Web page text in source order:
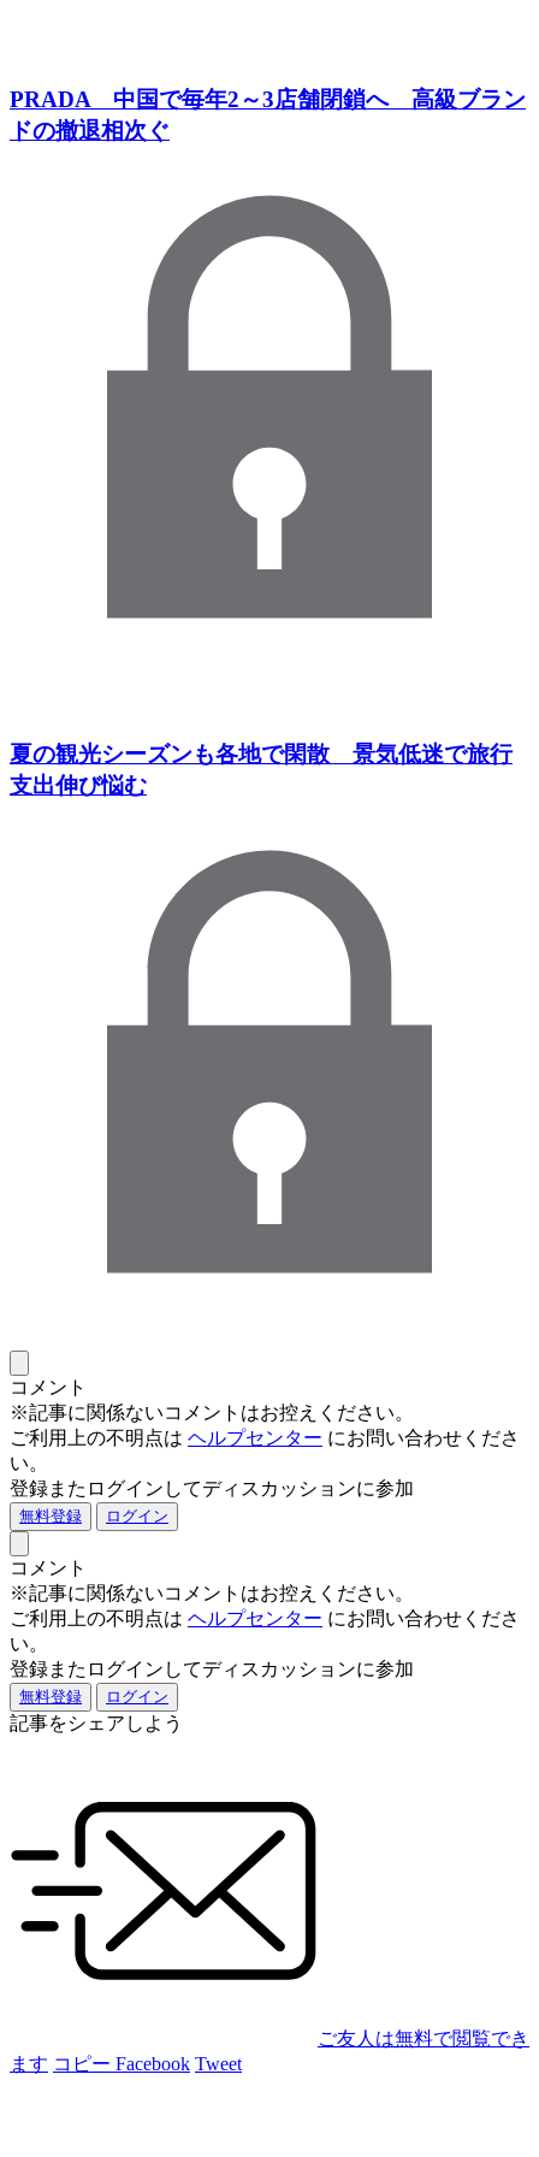
PRADA 中国で毎年2～3店舗閉鎖へ 高級ブラン
ドの撤退相次ぐ
夏の観光シーズンも各地で閑散 景気低迷で旅行
支出伸び悩む
コメント
※記事に関係ないコメントはお控えください。
ご利用上の不明点は ヘルプセンター にお問い合わせくださ
い。
登録またログインしてディスカッションに参加
無料登録 ログイン
コメント
※記事に関係ないコメントはお控えください。
ご利用上の不明点は ヘルプセンター にお問い合わせくださ
い。
登録またログインしてディスカッションに参加
無料登録 ログイン
記事をシェアしよう
ご友人は無料で閲覧でき
ます コピー Facebook Tweet